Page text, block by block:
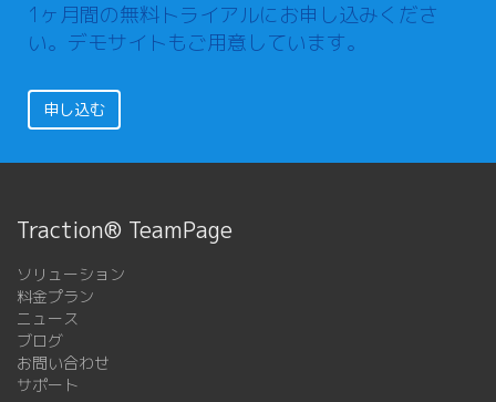
1ヶ月間の無料トライアルにお申し込みくださ
い。デモサイトもご用意しています。
申し込む
Traction® TeamPage
ソリューション
料金プラン
ニュース
ブログ
お問い合わせ
サポート